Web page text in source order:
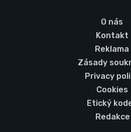
O nás
Kontakt
Reklama
Zásady
Privacy
Cookies
Etický
Redakce